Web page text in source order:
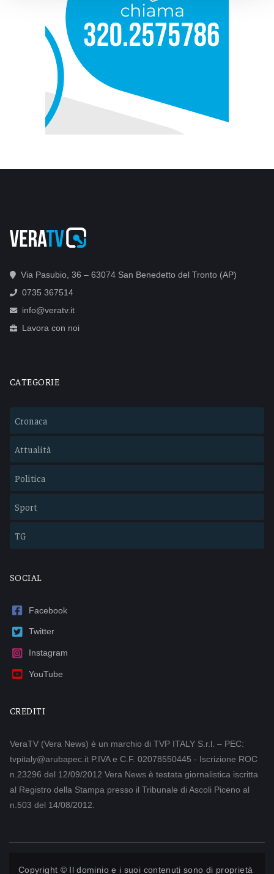
Via Pasubio, 36 – 63074 San Benedetto del Tronto (AP)
0735 367514
info@veratv.it
Lavora con noi
CATEGORIE
Cronaca
Attualità
Politica
Sport
TG
SOCIAL
Facebook
Twitter
Instagram
YouTube
CREDITI
VeraTV (Vera News) è un marchio di TVP ITALY S.r.l. – PEC:
tvpitaly@arubapec.it P.IVA e C.F. 02078550445 - Iscrizione ROC
n.23296 del 12/09/2012 Vera News è testata giornalistica iscritta
al Registro della Stampa presso il Tribunale di Ascoli Piceno al
n.503 del 14/08/2012.
Copyright © Il dominio e i suoi contenuti sono di proprietà